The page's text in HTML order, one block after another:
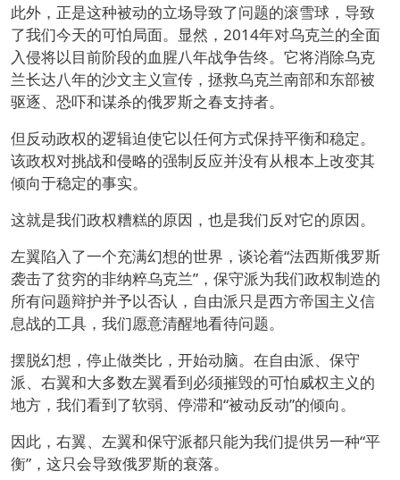
此外，正是这种被动的立场导致了问题的滚雪球，导致
了我们今天的可怕局面。显然，2014年对乌克兰的全面
入侵将以目前阶段的血腥八年战争告终。它将消除乌克
兰长达八年的沙文主义宣传，拯救乌克兰南部和东部被
驱逐、恐吓和谋杀的俄罗斯之春支持者。
但反动政权的逻辑迫使它以任何方式保持平衡和稳定。
该政权对挑战和侵略的强制反应并没有从根本上改变其
倾向于稳定的事实。
这就是我们政权糟糕的原因，也是我们反对它的原因。
左翼陷入了一个充满幻想的世界，谈论着“法西斯俄罗斯
袭击了贫穷的非纳粹乌克兰”，保守派为我们政权制造的
所有问题辩护并予以否认，自由派只是西方帝国主义信
息战的工具，我们愿意清醒地看待问题。
摆脱幻想，停止做类比，开始动脑。在自由派、保守
派、右翼和大多数左翼看到必须摧毁的可怕威权主义的
地方，我们看到了软弱、停滞和“被动反动”的倾向。
因此，右翼、左翼和保守派都只能为我们提供另一种“平
衡”，这只会导致俄罗斯的衰落。